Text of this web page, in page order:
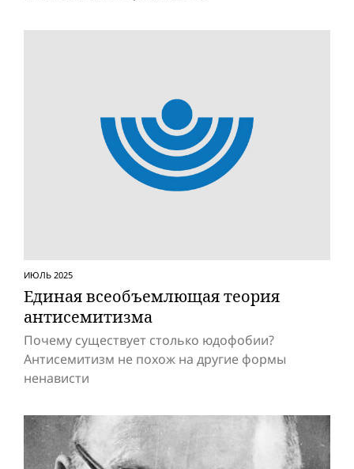
ИЮЛЬ 2025
Единая всеобъемлющая теория
антисемитизма
Почему существует столько юдофобии?
Антисемитизм не похож на другие формы
ненависти